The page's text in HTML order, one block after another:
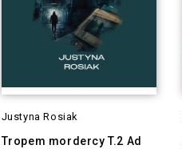
Justyna Rosiak
Tropem mordercy T.2 Ad